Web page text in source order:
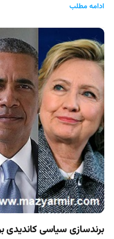
ادامه مطلب
برندسازی سیاسی کاندیدی